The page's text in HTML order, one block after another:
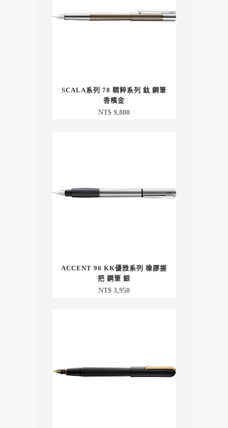
SCALA系列 78 精粹系列 鈦 鋼筆
香檳金
NT$ 9,800
ACCENT 96 KK優雅系列 橡膠握
把 鋼筆 銀
NT$ 3,950